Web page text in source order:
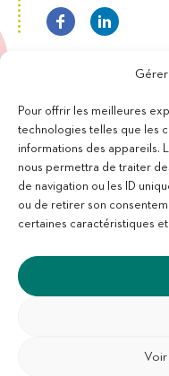
Pour offrir les meilleures
technologies telles que les
informations des appareils.
nous permettra de traiter
de navigation ou les ID
ou de retirer son
certaines caractéristiques
Voir
11 bis Rue des Novalles
21240 Talant - France
+33 (0)3 80 59 22 88
Membre de la Fédération
Membre du collectif Les